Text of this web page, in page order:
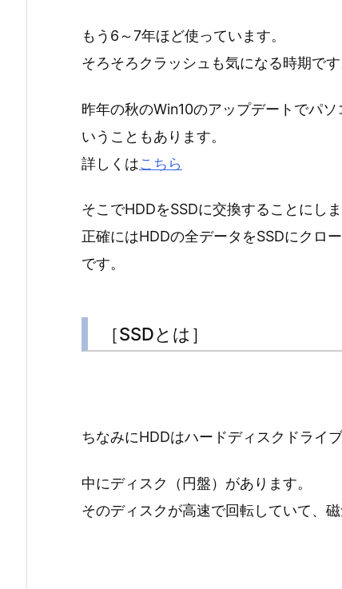
もう6～7年ほど使っています。
そろそろクラッシュも気になる時期です
昨年の秋のWin10のアップデートでパ
いうこともあります。
詳しくはこちら
そこでHDDをSSDに交換することにしま
正確にはHDDの全データをSSDにクロ
です。
［SSDとは］
ちなみにHDDはハードディスクドライブ
中にディスク（円盤）があります。
そのディスクが高速で回転していて、